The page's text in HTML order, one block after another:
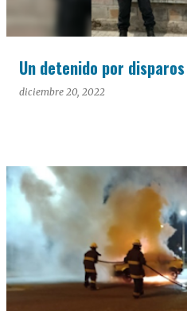
Un detenido por
diciembre 20, 2022